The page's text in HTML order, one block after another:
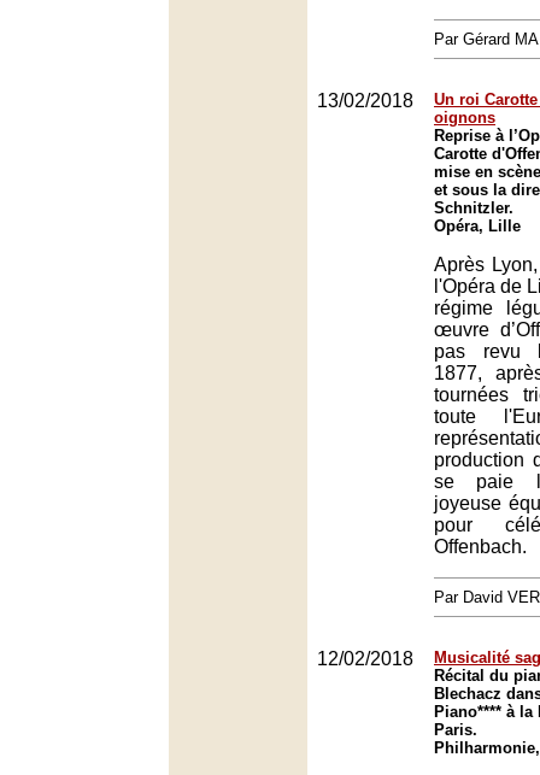
Par Gérard
13/02/2018
Un roi
oignons
Reprise à
Carotte
mise en
et sous la
Schnitzler.
Opéra, Lille
Après
l'Opéra de
régime
œuvre
pas revu
1877,
tournées
toute
production
se paie
joyeuse
pour
Offenbach.
Par David
12/02/2018
Musicalité
Récital du
Blechacz
Piano**** à
Paris.